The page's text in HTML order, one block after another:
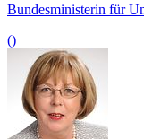
Bundesministerin für
()